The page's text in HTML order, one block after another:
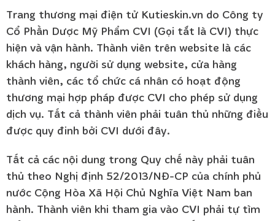
Trang thương mại điện tử Kutieskin.vn do Công ty
Cổ Phần Dược Mỹ Phẩm CVI (Gọi tắt là CVI) thực
hiện và vận hành. Thành viên trên website là các
khách hàng, người sử dụng website, cửa hàng
thành viên, các tổ chức cá nhân có hoạt động
thương mại hợp pháp được CVI cho phép sử dụng
dịch vụ. Tất cả thành viên phải tuân thủ những điều
được quy đinh bởi CVI dưới đây.
Tất cả các nội dung trong Quy chế này phải tuân
thủ theo Nghị định 52/2013/NĐ-CP của chính phủ
nước Cộng Hòa Xã Hội Chủ Nghĩa Việt Nam ban
hành. Thành viên khi tham gia vào CVI phải tự tìm